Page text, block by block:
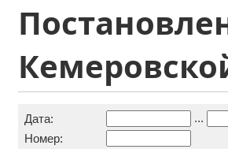
Дата:
...
Номер: